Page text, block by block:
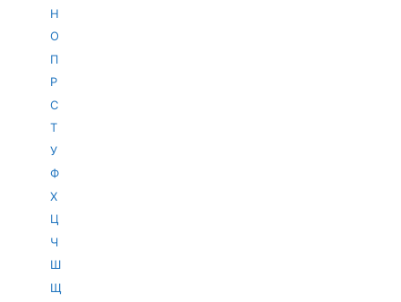
Н
О
П
Р
С
Т
У
Ф
Х
Ц
Ч
Ш
Щ